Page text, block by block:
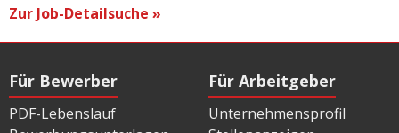
Zur Job-Detailsuche »
Für Bewerber
PDF-Lebenslauf
Für Arbeitgeber
Unternehmensprofil